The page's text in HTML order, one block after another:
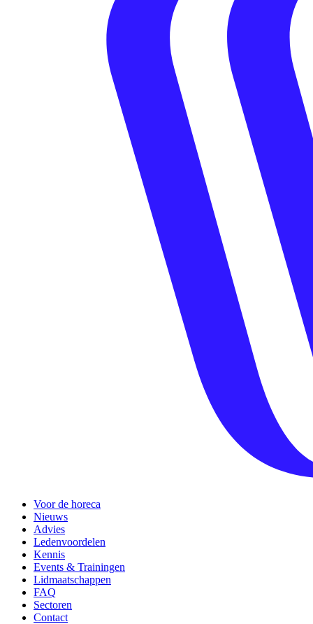
Voor de horeca
Nieuws
Advies
Ledenvoordelen
Kennis
Events & Trainingen
Lidmaatschappen
FAQ
Sectoren
Contact